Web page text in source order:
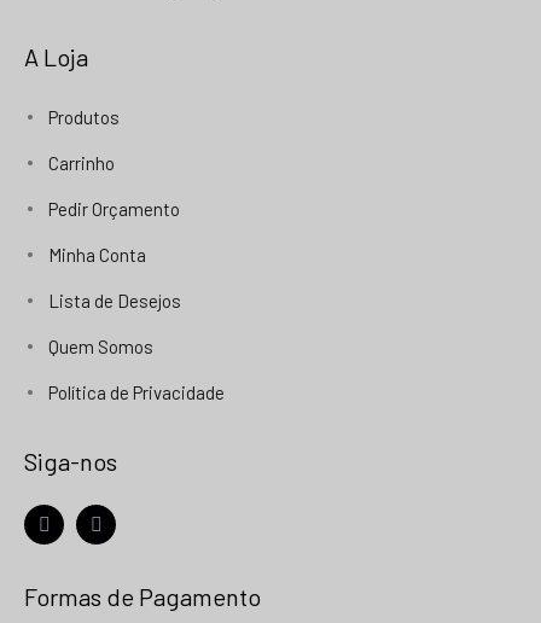
A Loja
Produtos
Carrinho
Pedir Orçamento
Minha Conta
Lista de Desejos
Quem Somos
Política de Privacidade
Siga-nos
Formas de Pagamento